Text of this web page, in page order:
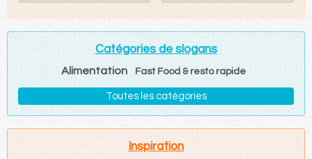
Catégories de slogans
Alimentation Fast Food & resto rapide
Toutes les catégories
Inspiration